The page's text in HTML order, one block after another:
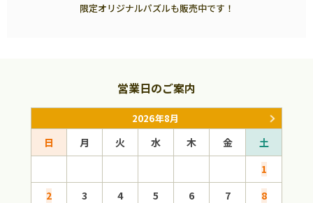
限定オリジナルパズルも販売中です！
営業日のご案内
2026年8月
日 月 火 水 木 金
土
1
2
3 4 5 6 7
8